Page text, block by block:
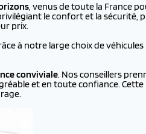
, venus de toute la France
le confort et la sécurité,
prix.
à notre large choix de
conviviale. Nos conseillers
et en toute confiance.